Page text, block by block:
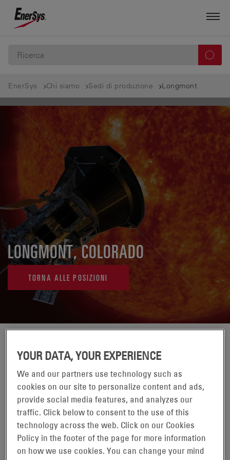
EnerSys Chi siamo Sedi di produzione Longmont
LONGMONT, COLORADO
TORNA ALLE POSIZIONI
YOUR DATA, YOUR EXPERIENCE
We and our partners use technology such as
cookies on our site to personalize content and ads,
provide social media features, and analyzes our
traffic. Click below to consent to the use of this
technology across the web. Click on our Cookies
Policy in the footer of the page for more information
on how we use cookies. You can change your mind